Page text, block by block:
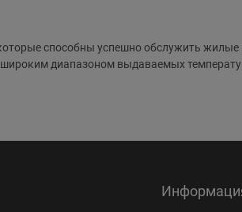
способны успешно обслужить
диапазоном выдаваемых